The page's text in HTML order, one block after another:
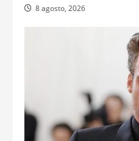
8 agosto, 2026